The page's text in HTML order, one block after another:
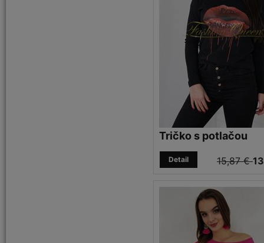
Tričko s potlačou
15,87 €
Detail